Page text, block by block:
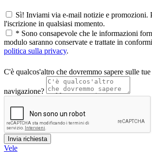
Sì! Inviami via e-mail notizie e promozioni.
l'iscrizione in qualsiasi momento.
* Sono consapevole che le informazioni
modulo saranno conservate e trattate in
politica sulla privacy.
C'è qualcos'altro che dovremmo sapere sulle tue
navigazione?
Vele